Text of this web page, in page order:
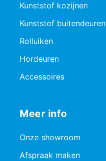
Kunststof kozijnen
Kunststof buitendeuren
Rolluiken
Hordeuren
Accessoires
Meer info
Onze showroom
Afspraak maken